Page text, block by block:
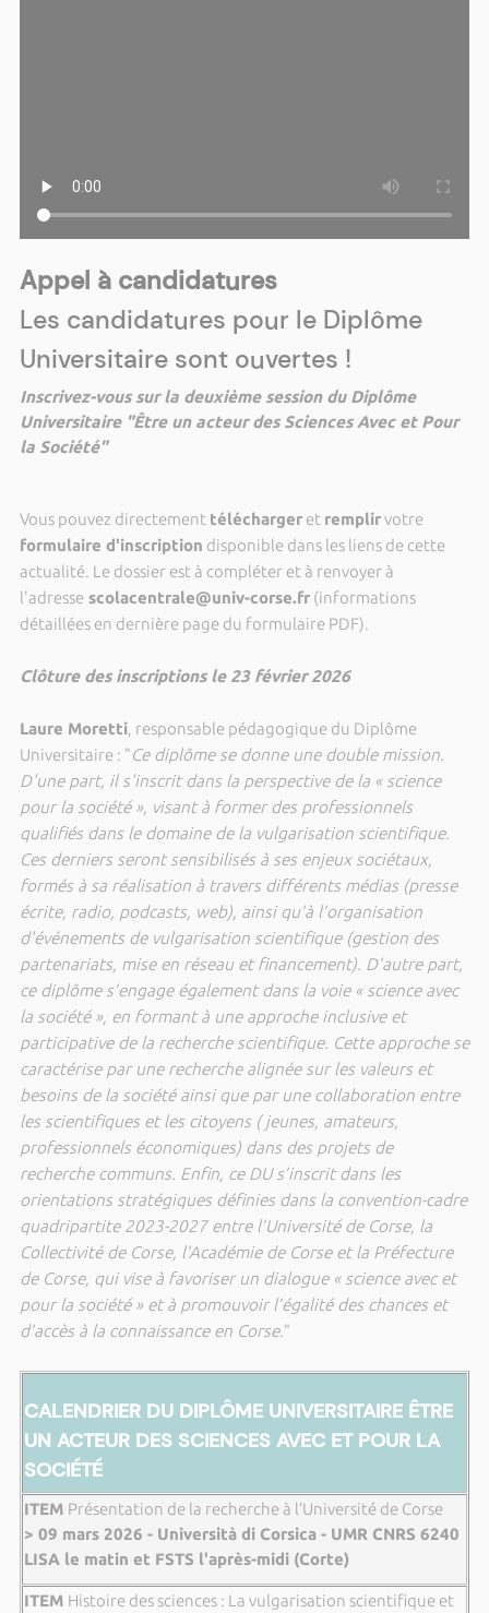
Appel à candidatures
Les candidatures pour le Diplôme
Universitaire sont ouvertes !
Inscrivez-vous sur la deuxième session du Diplôme
Universitaire "Être un acteur des Sciences Avec et Pour
la Société"
Vous pouvez directement téléchargeret remplirvotre
formulaire d'inscription disponible dans les liens de cette
actualité. Le dossier est à compléter et à renvoyer à
l'adressescolacentrale@univ-corse.fr(informations
détaillées en dernière page du formulaire PDF).
Clôture des inscriptions le 23 février 2026
Laure Moretti, responsable pédagogique du Diplôme
Universitaire : "Ce diplôme se donne une double mission.
D'une part, il s'inscrit dans la perspective de la « science
pour la société », visant à former des professionnels
qualifiés dans le domaine de la vulgarisation scientifique.
Ces derniers seront sensibilisés à ses enjeux sociétaux,
formés à sa réalisation à travers différents médias (presse
écrite, radio, podcasts, web), ainsi qu’à l’organisation
d'événements de vulgarisation scientifique (gestion des
partenariats, mise en réseau et financement). D’autre part,
ce diplôme s’engage également dans la voie « science avec
la société », en formant à une approche inclusive et
participative de la recherche scientifique. Cette approche se
caractérise par une recherche alignée sur les valeurs et
besoins de la société ainsi que par une collaboration entre
les scientifiques et les citoyens ( jeunes, amateurs,
professionnels économiques) dans des projets de
recherche communs. Enfin, ce DU s’inscrit dans les
orientations stratégiques définies dans la convention-cadre
quadripartite 2023-2027 entre l’Université de Corse, la
Collectivité de Corse, l’Académie de Corse et la Préfecture
de Corse, qui vise à favoriser un dialogue « science avec et
pour la société » et à promouvoir l’égalité des chances et
d’accès à la connaissance en Corse."
CALENDRIER DU DIPLÔME UNIVERSITAIRE ÊTRE
UN ACTEUR DES SCIENCES AVEC ET POUR LA
SOCIÉTÉ
ITEM Présentation de la recherche à l’Université de Corse
> 09 mars 2026 - Università di Corsica - UMR CNRS 6240
LISA le matin et FSTS l'après-midi (Corte)
ITEM Histoire des sciences : La vulgarisation scientifique et